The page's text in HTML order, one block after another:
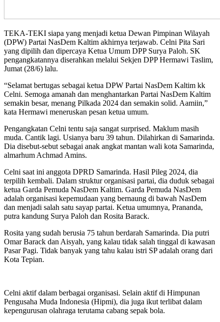
TEKA-TEKI siapa yang menjadi ketua Dewan Pimpinan Wilayah
(DPW) Partai NasDem Kaltim akhirnya terjawab. Celni Pita Sari
yang dipilih dan dipercaya Ketua Umum DPP Surya Paloh. SK
pengangkatannya diserahkan melalui Sekjen DPP Hermawi Taslim,
Jumat (28/6) lalu.
“Selamat bertugas sebagai ketua DPW Partai NasDem Kaltim kk
Celni. Semoga amanah dan menghantarkan Partai NasDem Kaltim
semakin besar, menang Pilkada 2024 dan semakin solid. Aamiin,”
kata Hermawi meneruskan pesan ketua umum.
Pengangkatan Celni tentu saja sangat surprised. Maklum masih
muda. Cantik lagi. Usianya baru 39 tahun. Dilahirkan di Samarinda.
Dia disebut-sebut sebagai anak angkat mantan wali kota Samarinda,
almarhum Achmad Amins.
Celni saat ini anggota DPRD Samarinda. Hasil Pileg 2024, dia
terpilih kembali. Dalam struktur organisasi partai, dia duduk sebagai
ketua Garda Pemuda NasDem Kaltim. Garda Pemuda NasDem
adalah organisasi kepemudaan yang bernaung di bawah NasDem
dan menjadi salah satu sayap partai. Ketua umumnya, Prananda,
putra kandung Surya Paloh dan Rosita Barack.
Rosita yang sudah berusia 75 tahun berdarah Samarinda. Dia putri
Omar Barack dan Aisyah, yang kalau tidak salah tinggal di kawasan
Pasar Pagi. Tidak banyak yang tahu kalau istri SP adalah orang dari
Kota Tepian.
Celni aktif dalam berbagai organisasi. Selain aktif di Himpunan
Pengusaha Muda Indonesia (Hipmi), dia juga ikut terlibat dalam
kepengurusan olahraga terutama cabang sepak bola.